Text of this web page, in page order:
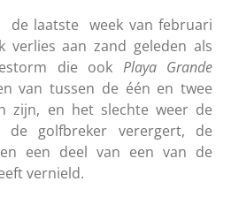
de laatste week van februari
verlies aan zand geleden als
die ook Playa Grande
van tussen de één en twee
zijn, en het slechte weer de
de golfbreker verergert, de
en een deel van een van de
vernield.